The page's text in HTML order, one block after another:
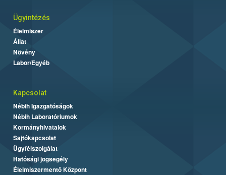
Ügyintézés
Élelmiszer
Állat
Növény
Labor/Egyéb
Kapcsolat
Nébih Igazgatóságok
Nébih Laboratóriumok
Kormányhivatalok
Sajtókapcsolat
Ügyfélszolgálat
Hatósági jogsegély
Élelmiszermentő Központ